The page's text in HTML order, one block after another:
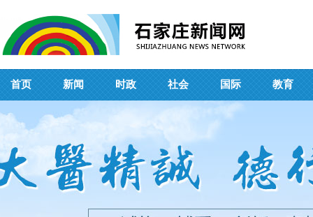
首页 新闻 时政 社会 国际 教育